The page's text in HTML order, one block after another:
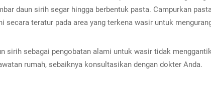
daun sirih segar hingga berbentuk pasta. Campurkan
secara teratur pada area yang terkena wasir untuk
sirih sebagai pengobatan alami untuk wasir tidak
rumah, sebaiknya konsultasikan dengan dokter Anda.